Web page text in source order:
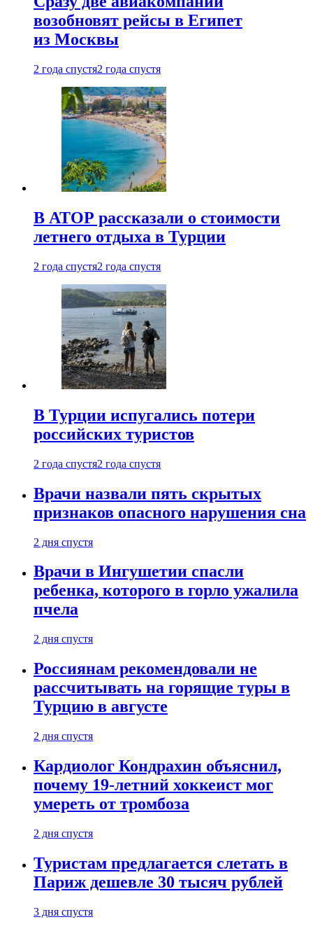
возобновят рейсы в Египет
из Москвы
2 года спустя2 года спустя
В АТОР рассказали о стоимости
летнего отдыха в Турции
2 года спустя2 года спустя
В Турции испугались потери
российских туристов
2 года спустя2 года спустя
Врачи назвали пять скрытых
признаков опасного нарушения сна
2 дня спустя
Врачи в Ингушетии спасли
ребенка, которого в горло ужалила
пчела
2 дня спустя
Россиянам рекомендовали не
рассчитывать на горящие туры в
Турцию в августе
2 дня спустя
Кардиолог Кондрахин объяснил,
почему 19-летний хоккеист мог
умереть от тромбоза
2 дня спустя
Туристам предлагается слетать в
Париж дешевле 30 тысяч рублей
3 дня спустя